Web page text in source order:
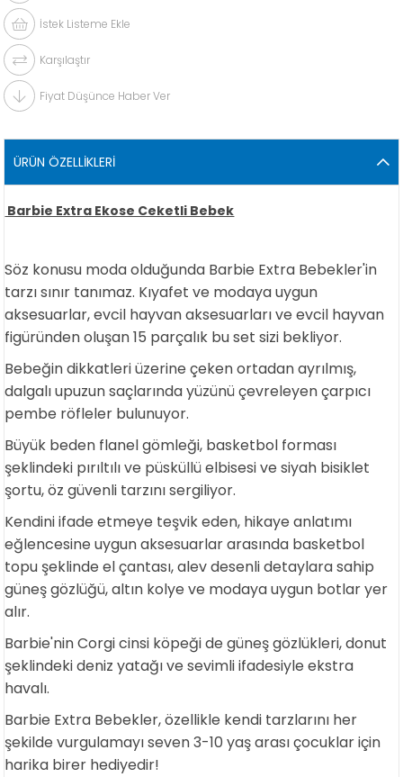
İstek Listeme Ekle
Karşılaştır
Fiyat Düşünce Haber Ver
ÜRÜN ÖZELLIKLERI
Barbie Extra Ekose Ceketli Bebek
Söz konusu moda olduğunda Barbie Extra Bebekler'in
tarzı sınır tanımaz. Kıyafet ve modaya uygun
aksesuarlar, evcil hayvan aksesuarları ve evcil hayvan
figüründen oluşan 15 parçalık bu set sizi bekliyor.
Bebeğin dikkatleri üzerine çeken ortadan ayrılmış,
dalgalı upuzun saçlarında yüzünü çevreleyen çarpıcı
pembe röfleler bulunuyor.
Büyük beden flanel gömleği, basketbol forması
şeklindeki pırıltılı ve püsküllü elbisesi ve siyah bisiklet
şortu, öz güvenli tarzını sergiliyor.
Kendini ifade etmeye teşvik eden, hikaye anlatımı
eğlencesine uygun aksesuarlar arasında basketbol
topu şeklinde el çantası, alev desenli detaylara sahip
güneş gözlüğü, altın kolye ve modaya uygun botlar yer
alır.
Barbie'nin Corgi cinsi köpeği de güneş gözlükleri, donut
şeklindeki deniz yatağı ve sevimli ifadesiyle ekstra
havalı.
Barbie Extra Bebekler, özellikle kendi tarzlarını her
şekilde vurgulamayı seven 3-10 yaş arası çocuklar için
harika birer hediyedir!